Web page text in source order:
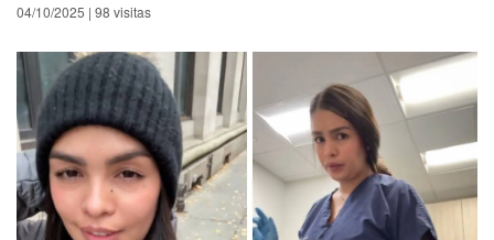
04/10/2025 | 98 visitas